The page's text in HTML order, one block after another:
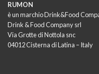
RUMON
è un marchio Drink&Food
Drink & Food Company srl
Via Grotte di Nottola snc
04012 Cisterna di Latina – Italy